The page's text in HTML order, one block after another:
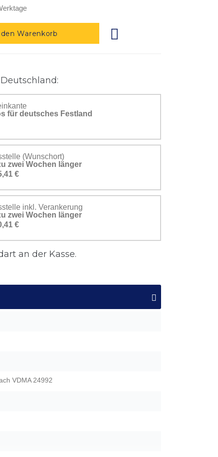
Warenkorb
für deutsches Festland
(Wunschort)
zwei Wochen länger
€
inkl. Verankerung
zwei Wochen länger
€
an der Kasse.
VDMA 24992